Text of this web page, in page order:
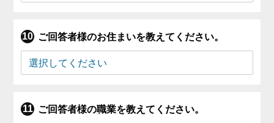
ご回答者様のお住まいを教えてください。
ご回答者様の職業を教えてください。